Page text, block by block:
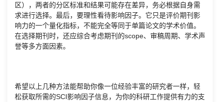
区），两者的分区标准和结果可能存在差异，务必根据自身需
求进行选择。最后，要理性看待影响因子。它只是评价期刊影
响力的一个量化指标，不能完全等同于单篇论文的学术价值。
在选择期刊时，还应综合考虑期刊的scope、审稿周期、学术声
誉等多方面因素。
希望以上几种方法能帮助你像一位经验丰富的研究者一样，轻
松获取所需的SCI影响因子信息，为你的科研工作提供有力的支